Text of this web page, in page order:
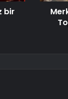
bir